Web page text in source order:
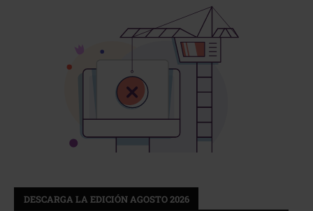
DESCARGA LA EDICIÓN AGOSTO 2026